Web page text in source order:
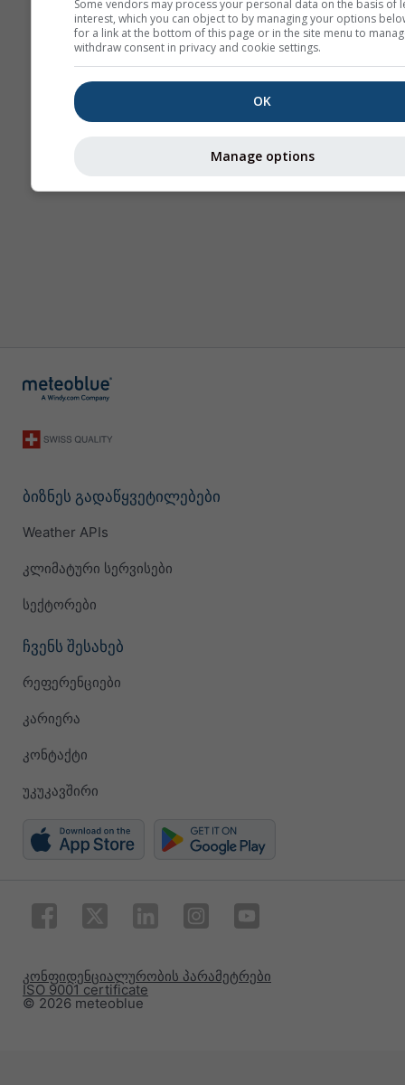
ბიზნეს გადაწყვეტილებები
Weather APIs
კლიმატური სერვისები
სექტორები
ჩვენს შესახებ
რეფერენციები
კარიერა
კონტაქტი
უკუკავშირი
© 2026 meteoblue
ISO 9001 certificate
კონფიდენციალურობის პარამეტრები
Some vendors may process your personal data on the basis of
interest, which you can object to by managing your options
for a link at the bottom of this page or in the site menu to
withdraw consent in privacy and cookie settings.
OK
Manage options